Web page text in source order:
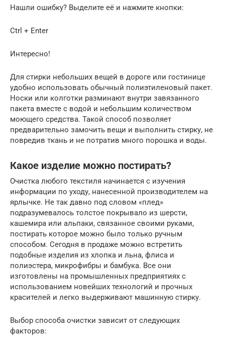
Нашли ошибку? Выделите её и нажмите кнопки:
Ctrl + Enter
Интересно!
Для стирки небольших вещей в дороге или гостинице
удобно использовать обычный полиэтиленовый пакет.
Носки или колготки разминают внутри завязанного
пакета вместе с водой и небольшим количеством
моющего средства. Такой способ позволяет
предварительно замочить вещи и выполнить стирку, не
повредив ткань и не потратив много порошка и воды.
Какое изделие можно постирать?
Очистка любого текстиля начинается с изучения
информации по уходу, нанесенной производителем на
ярлычке. Не так давно под словом «плед»
подразумевалось толстое покрывало из шерсти,
кашемира или альпаки, связанное своими руками,
постирать которое можно было только ручным
способом. Сегодня в продаже можно встретить
подобные изделия из хлопка и льна, флиса и
полиэстера, микрофибры и бамбука. Все они
изготовлены на промышленных предприятиях с
использованием новейших технологий и прочных
красителей и легко выдерживают машинную стирку.
Выбор способа очистки зависит от следующих
факторов: